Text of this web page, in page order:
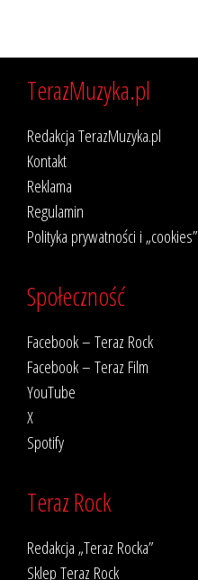
TerazMuzyka.pl
Redakcja TerazMuzyka.pl
Kontakt
Reklama
Regulamin
Polityka prywatności i „cookies”
Społeczność
Facebook – Teraz Rock
Facebook – Teraz Film
YouTube
X
Spotify
Teraz Rock
Redakcja „Teraz Rocka”
Sklep Teraz Rock